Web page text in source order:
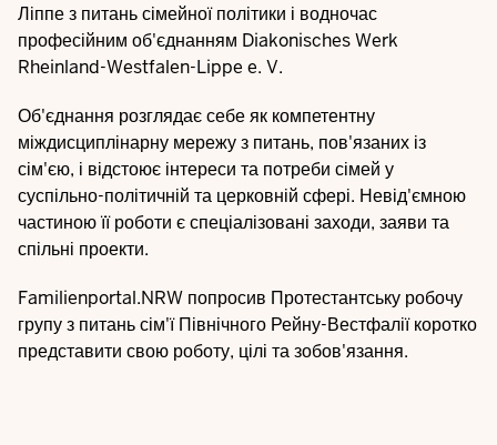
Ліппе з питань сімейної політики і водночас
професійним об'єднанням Diakonisches Werk
Rheinland-Westfalen-Lippe e. V.
Об'єднання розглядає себе як компетентну
міждисциплінарну мережу з питань, пов'язаних із
сім'єю, і відстоює інтереси та потреби сімей у
суспільно-політичній та церковній сфері. Невід'ємною
частиною її роботи є спеціалізовані заходи, заяви та
спільні проекти.
Familienportal.NRW попросив Протестантську робочу
групу з питань сім'ї Північного Рейну-Вестфалії коротко
представити свою роботу, цілі та зобов'язання.